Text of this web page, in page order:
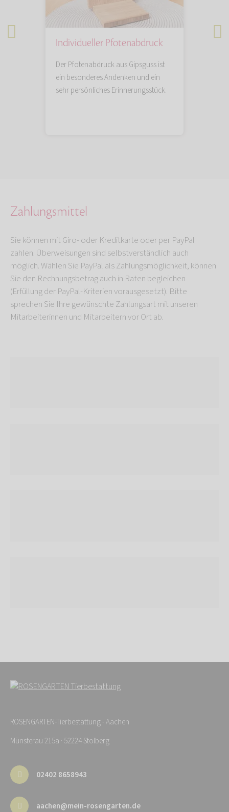
Individueller Pfotenabdruck
Der Pfotenabdruck aus Gipsguss ist
ein besonderes Andenken und ein
sehr persönliches Erinnerungsstück.
Zahlungsmittel
Sie können mit Giro- oder Kreditkarte oder per PayPal
zahlen. Überweisungen sind selbstverständlich auch
möglich. Wählen Sie PayPal als Zahlungsmöglichkeit, können
Sie den Rechnungsbetrag auch in Raten begleichen
(Erfüllung der PayPal-Kriterien vorausgesetzt). Bitte
sprechen Sie Ihre gewünschte Zahlungsart mit unseren
Mitarbeiterinnen und Mitarbeitern vor Ort ab.
ROSENGARTEN-Tierbestattung - Aachen
Münsterau 215a · 52224 Stolberg
02402 8658943
aachen@mein-rosengarten.de